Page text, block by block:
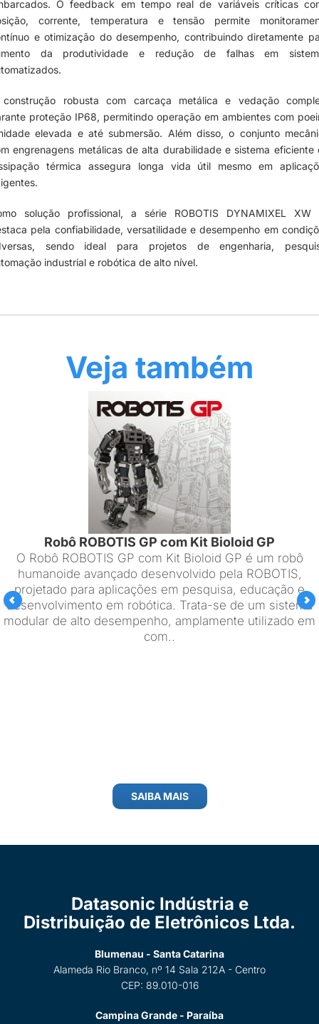
O feedback em tempo real de variáveis críticas
corrente, temperatura e tensão permite
e otimização do desempenho, contribuindo diretamente
da produtividade e redução de falhas em
robusta com carcaça metálica e vedação
proteção IP68, permitindo operação em ambientes com
elevada e até submersão. Além disso, o conjunto
engrenagens metálicas de alta durabilidade e sistema eficiente
térmica assegura longa vida útil mesmo em
solução profissional, a série ROBOTIS DYNAMIXEL XW
pela confiabilidade, versatilidade e desempenho em
sendo ideal para projetos de engenharia,
industrial e robótica de alto nível.
Veja também
Robô ROBOTIS GP com Kit Bioloid GP
O Robô ROBOTIS GP com Kit Bioloid GP é um robô
humanoide avançado desenvolvido pela ROBOTIS,
projetado para aplicações em pesquisa, educação e
desenvolvimento em robótica. Trata-se de um sistema
modular de alto desempenho, amplamente utilizado em
com..
SAIBA MAIS
Datasonic Indústria e
Distribuição de Eletrônicos Ltda.
Blumenau - Santa Catarina
Alameda Rio Branco, nº 14 Sala 212A - Centro
CEP: 89.010-016
Campina Grande - Paraíba